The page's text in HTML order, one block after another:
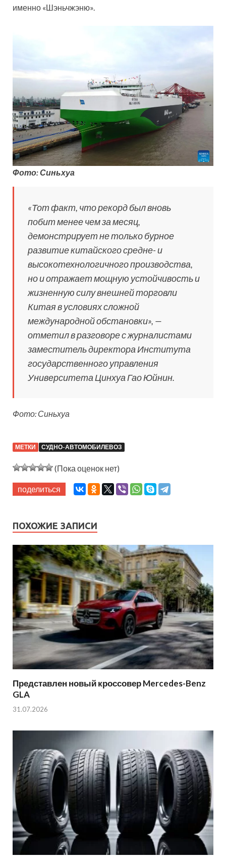
именно «Шэньчжэню».
Фото: Синьхуа
«Тот факт, что рекорд был вновь
побит менее чем за месяц,
демонстрирует не только бурное
развитие китайского средне- и
высокотехнологичного производства,
но и отражает мощную устойчивость и
жизненную силу внешней торговли
Китая в условиях сложной
международной обстановки», —
отметил в разговоре с журналистами
заместитель директора Института
государственного управления
Университета Цинхуа Гао Юйнин.
Фото: Синьхуа
МЕТКИ СУДНО-АВТОМОБИЛЕВОЗ
(Пока оценок нет)
поделиться
ПОХОЖИЕ ЗАПИСИ
Представлен новый кроссовер Mercedes-Benz
GLA
31.07.2026